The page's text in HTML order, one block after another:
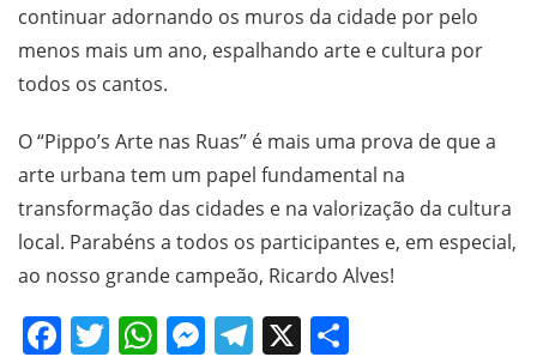
continuar adornando os muros da cidade por pelo
menos mais um ano, espalhando arte e cultura por
todos os cantos.
O “Pippo’s Arte nas Ruas” é mais uma prova de que a
arte urbana tem um papel fundamental na
transformação das cidades e na valorização da cultura
local. Parabéns a todos os participantes e, em especial,
ao nosso grande campeão, Ricardo Alves!
Facebook
Twitter
WhatsApp
Messenger
Telegram
X